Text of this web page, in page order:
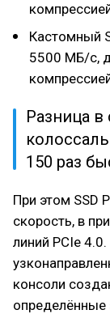
Кастомный
5500 МБ/с,
Разница
150 раз
При этом SSD
скорость, в
линий PCIe
консоли
определённые